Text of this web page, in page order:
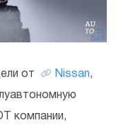
от Nissan,
компании,